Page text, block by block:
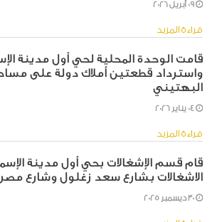
قراءة المزيد
قامت الوحدة المحلية لحي أول مدينة
البهتيني
قراءة المزيد
قام قسم الإشغالات بحي أول مدينة
الاشغالات بشارع سعد زغلول وشارع مصر